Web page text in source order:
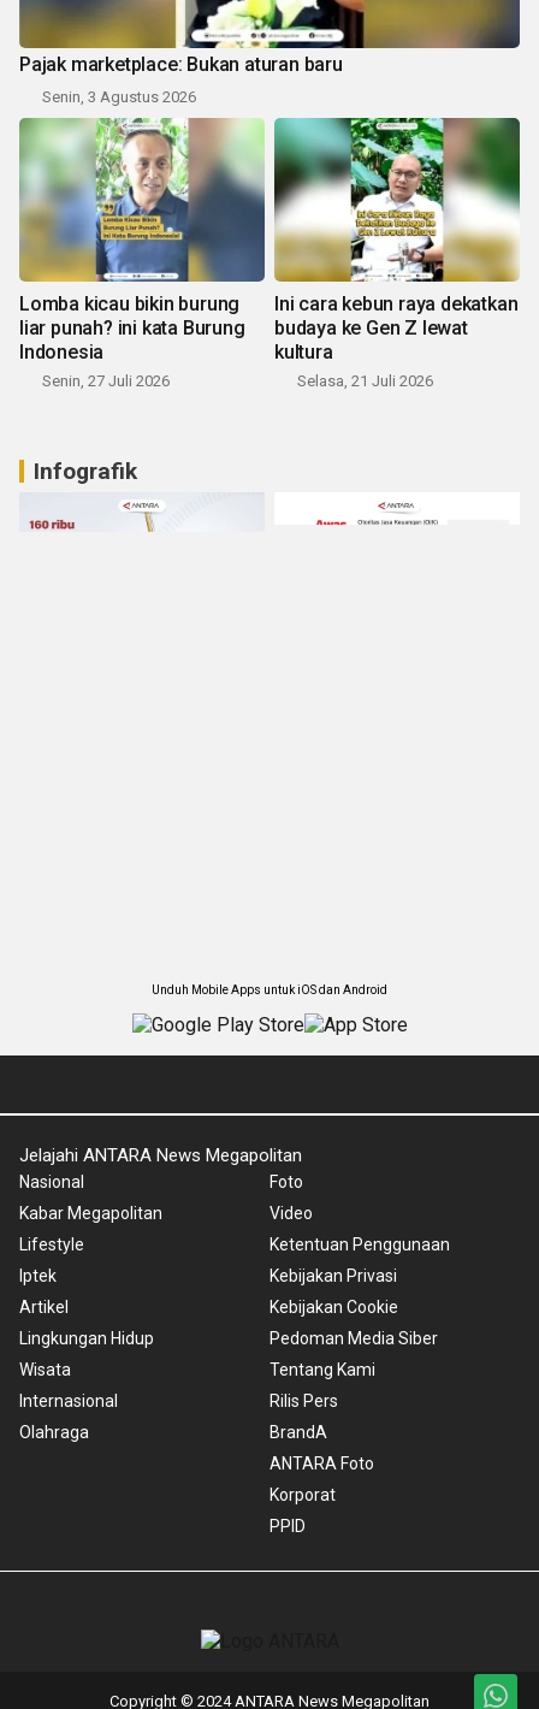
Pajak marketplace: Bukan aturan baru
Senin, 3 Agustus 2026
Lomba kicau bikin burung
liar punah? ini kata Burung
Indonesia
Senin, 27 Juli 2026
Ini cara kebun raya dekatkan
budaya ke Gen Z lewat
kultura
Selasa, 21 Juli 2026
Infografik
Unduh Mobile Apps untuk iOS dan Android
Jelajahi ANTARA News Megapolitan
Nasional
Kabar Megapolitan
Lifestyle
Iptek
Artikel
Lingkungan Hidup
Wisata
Internasional
Olahraga
Foto
Video
Ketentuan Penggunaan
Kebijakan Privasi
Kebijakan Cookie
Pedoman Media Siber
Tentang Kami
Rilis Pers
BrandA
ANTARA Foto
Korporat
PPID
Copyright © 2024 ANTARA News Megapolitan